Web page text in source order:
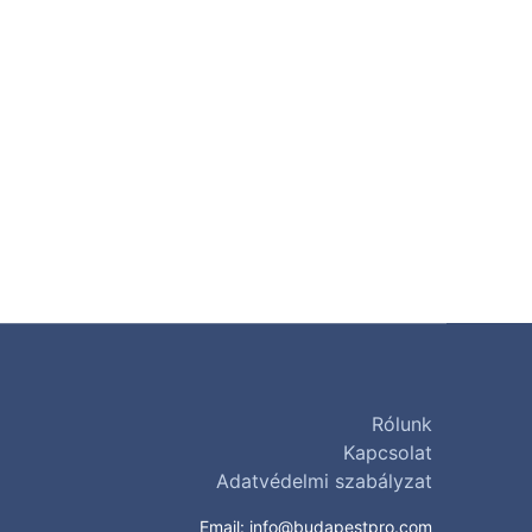
Rólunk
Kapcsolat
Adatvédelmi szabályzat
Email: info@budapestpro.com